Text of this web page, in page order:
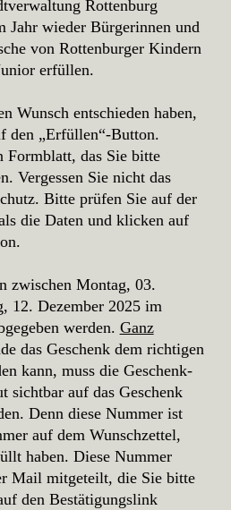
Rottenburg
Jahr wieder Bürgerinnen und
von Rottenburger Kindern
erfüllen.
Wunsch entschieden haben,
den „Erfüllen“-Button.
Formblatt, das Sie bitte
Vergessen Sie nicht das
Bitte prüfen Sie auf der
die Daten und klicken auf
zwischen Montag, 03.
12. Dezember 2025 im
werden. Ganz
das Geschenk dem richtigen
kann, muss die Geschenk-
sichtbar auf das Geschenk
Denn diese Nummer ist
auf dem Wunschzettel,
haben. Diese Nummer
Mail mitgeteilt, die Sie bitte
den Bestätigungslink